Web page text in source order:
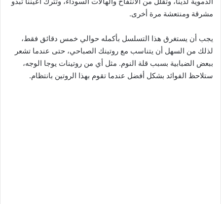
مشرقة ومنتعشة مرة أخرى.
يجب أن يستغرق هذا التسلسل بأكمله حوالي خمس دقائق فقط،
لذلك من السهل أن يتناسب مع روتينك الصباحي، حتى عندما تشعر
ببعض الضبابية بسبب قلة النوم. مثل أي من روتينات يوجا الوجه،
ستلاحظ الفوائد بشكل أفضل عندما تقوم بهذا الروتين بانتظام.